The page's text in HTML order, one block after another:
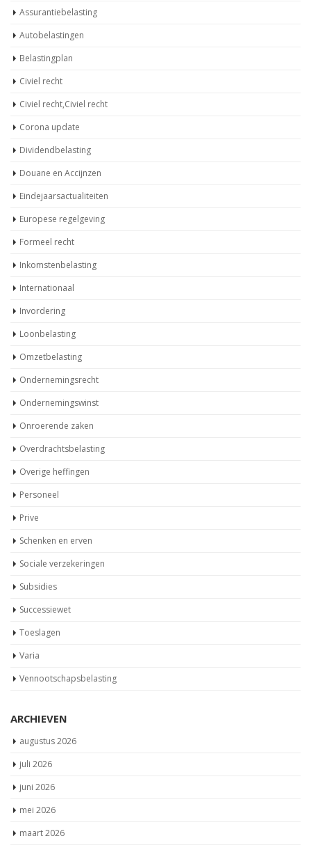
Assurantiebelasting
Autobelastingen
Belastingplan
Civiel recht
Civiel recht,Civiel recht
Corona update
Dividendbelasting
Douane en Accijnzen
Eindejaarsactualiteiten
Europese regelgeving
Formeel recht
Inkomstenbelasting
Internationaal
Invordering
Loonbelasting
Omzetbelasting
Ondernemingsrecht
Ondernemingswinst
Onroerende zaken
Overdrachtsbelasting
Overige heffingen
Personeel
Prive
Schenken en erven
Sociale verzekeringen
Subsidies
Successiewet
Toeslagen
Varia
Vennootschapsbelasting
ARCHIEVEN
augustus 2026
juli 2026
juni 2026
mei 2026
maart 2026